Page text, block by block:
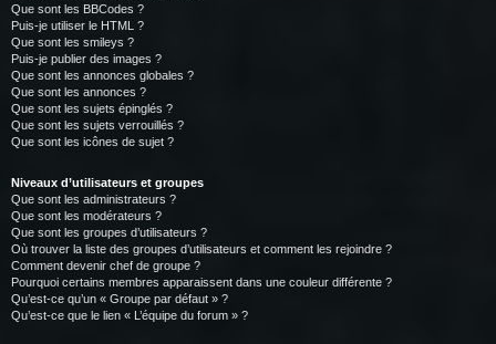
Que sont les BBCodes ?
Puis-je utiliser le HTML ?
Que sont les smileys ?
Puis-je publier des images ?
Que sont les annonces globales ?
Que sont les annonces ?
Que sont les sujets épinglés ?
Que sont les sujets verrouillés ?
Que sont les icônes de sujet ?
Niveaux d’utilisateurs et groupes
Que sont les administrateurs ?
Que sont les modérateurs ?
Que sont les groupes d’utilisateurs ?
Où trouver la liste des groupes d’utilisateurs et comment les rejoindre ?
Comment devenir chef de groupe ?
Pourquoi certains membres apparaissent dans une couleur différente ?
Qu’est-ce qu’un « Groupe par défaut » ?
Qu’est-ce que le lien « L’équipe du forum » ?